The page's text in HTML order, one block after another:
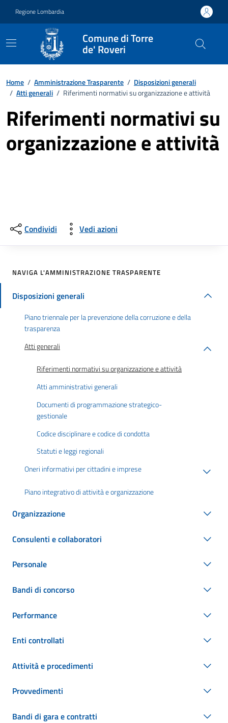
Regione Lombardia
Comune di Torre
de' Roveri
Home / Amministrazione Trasparente / Disposizioni generali
/ Atti generali / Riferimenti normativi su organizzazione e attività
Riferimenti normativi su
organizzazione e attività
Condividi Vedi azioni
NAVIGA L'AMMINISTRAZIONE TRASPARENTE
Disposizioni generali
Piano triennale per la prevenzione della corruzione e della
trasparenza
Atti generali
Riferimenti normativi su organizzazione e attività
Atti amministrativi generali
Documenti di programmazione strategico-
gestionale
Codice disciplinare e codice di condotta
Statuti e leggi regionali
Oneri informativi per cittadini e imprese
Piano integrativo di attività e organizzazione
Organizzazione
Consulenti e collaboratori
Personale
Bandi di concorso
Performance
Enti controllati
Attività e procedimenti
Provvedimenti
Bandi di gara e contratti